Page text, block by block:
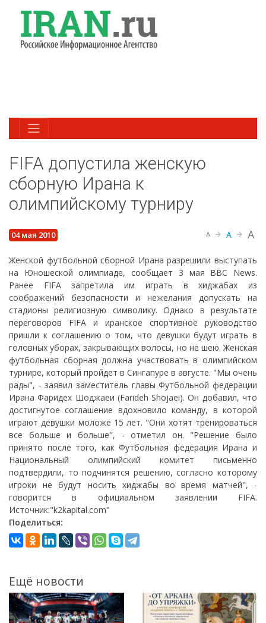
FIFA допустила женскую
сборную Ирана к
олимпийскому турниру
04 мая 2010 A A A
Женской футбольной сборной Ирана разрешили выступать
на Юношеской олимпиаде, сообщает 3 мая BBC News.
Ранее FIFA запретила им играть в хиджабах из
соображений безопасности и нежелания допускать на
стадионы религиозную символику. Однако в результате
переговоров FIFA и иранское спортивное руководство
пришли к соглашению о том, что девушки будут играть в
головных уборах, закрывающих волосы, но не шею. Женская
футбольная сборная должна участвовать в олимпийском
турнире, который пройдет в Сингапуре в августе. "Мы очень
рады", - заявил заместитель главы Футбольной федерации
Ирана Фаридех Шоджаеи (Farideh Shojaei). Он добавил, что
достигнутое соглашение вдохновило команду, в которой
играют девушки моложе 15 лет. "Они хотят тренироваться
все больше и больше", - отметил он. "Решение было
принято после того, как Футбольная федерация Ирана и
Национальный олимпийский комитет письменно
подтвердили, то подчинятся решению, согласно которому
игроки не будут носить хиджабы во время матчей", -
говорится в официальном заявлении FIFA.
Источник:"k2kapital.com"
Поделиться:
Ещё новости